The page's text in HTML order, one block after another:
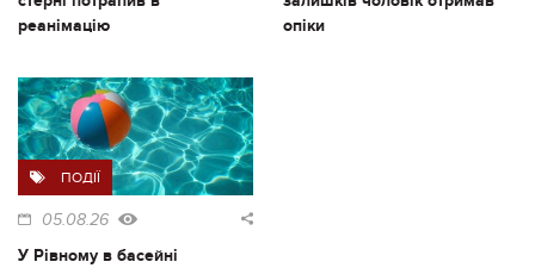
реанімацію
опіки
ПОДІЇ
05.08.26
У Рівному в басейні